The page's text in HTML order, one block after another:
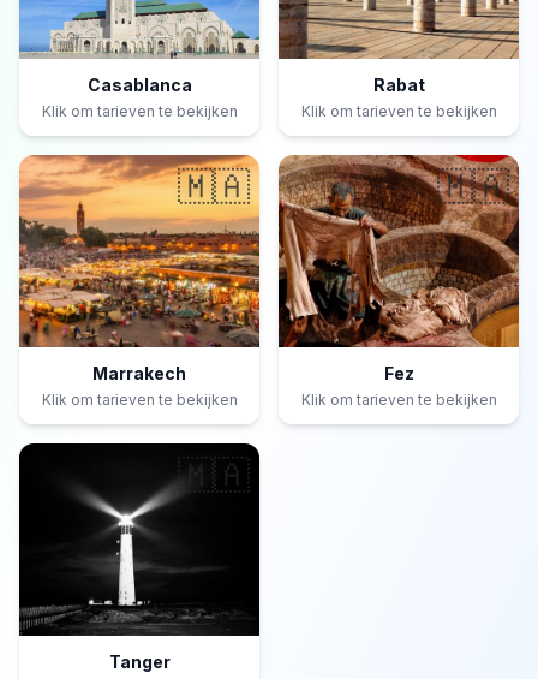
Casablanca
Klik om tarieven te bekijken
Rabat
Klik om tarieven te bekijken
🇲🇦
Marrakech
Klik om tarieven te bekijken
🇲🇦
Fez
Klik om tarieven te bekijken
🇲🇦
Tanger